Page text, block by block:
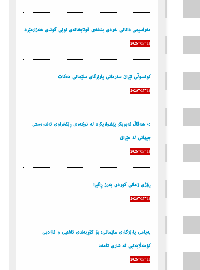
مه‌راسیمی دانانی به‌ردی بناغه‌ی قوتابخانه‌ی نوێی گوندی هه‌زارمێرد
2026-05-18
كونسوڵی ئێران سه‌ردانی پارێزگای سلێمانی ده‌كات
2026-05-18
د. هه‌ڤاڵ ئه‌بوبكر پێشوازیكرد له‌ نوێنه‌ری ڕێكخراوی ته‌ندروستی
جیهانی له‌ عێراق
2026-05-18
ڕۆژی زمانی كوردی به‌رز ڕاگیرا
2026-05-18
پەیامی پارێزگاری سلێمانی؛ بۆ کۆڕبەندی ئاشتیی و ئازادیی
کۆمەڵایەتیی لە شاری ئامەد
2026-05-11